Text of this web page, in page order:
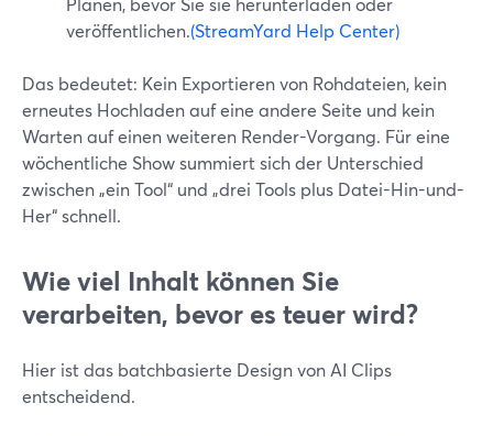
veröffentlichen.(StreamYard Help Center)
Das bedeutet: Kein Exportieren von Rohdateien, kein
erneutes Hochladen auf eine andere Seite und kein
Warten auf einen weiteren Render-Vorgang. Für eine
wöchentliche Show summiert sich der Unterschied
zwischen „ein Tool“ und „drei Tools plus Datei-Hin-und-
Her“ schnell.
Wie viel Inhalt können Sie
verarbeiten, bevor es teuer wird?
Hier ist das batchbasierte Design von AI Clips
entscheidend.